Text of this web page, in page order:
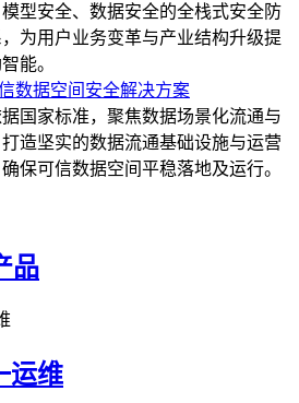
模型安全、数据安全的全栈式安全防
为用户业务变革与产业结构升级提
能。
数据空间安全解决方案
国家标准，聚焦数据场景化流通与
造坚实的数据流通基础设施与运营
保可信数据空间平稳落地及运行。
品
运维